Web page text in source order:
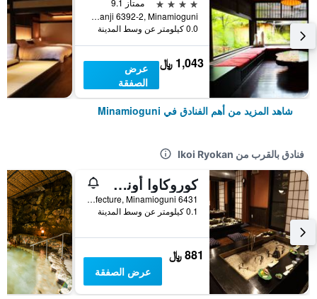
ممتاز 9.1
Manganji 6392-2, Minamioguni, اليابان
0.0 كيلومتر عن وسط المدينة
1,043 ﷼
عرض
الصفقة
شاهد المزيد من أهم الفنادق في Minamioguni
فنادق بالقرب من Ikoi Ryokan
كوروكاوا أونسين ريوكان واكابا
6431 Manganji, Minamioguni-cho, Aso-gun, Kumamoto Prefecture, Minamioguni, اليابان
0.1 كيلومتر عن وسط المدينة
881 ﷼
عرض الصفقة